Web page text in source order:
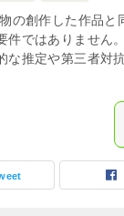
の創作した作品と
件ではありません
な推定や第三者対